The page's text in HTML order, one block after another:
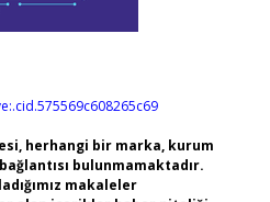
herhangi bir marka, kurum
bulunmamaktadır.
makaleler